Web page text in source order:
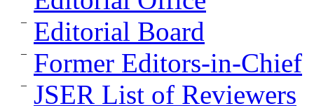
Editorial Board
Former Editors-in-Chief
JSER List of Reviewers